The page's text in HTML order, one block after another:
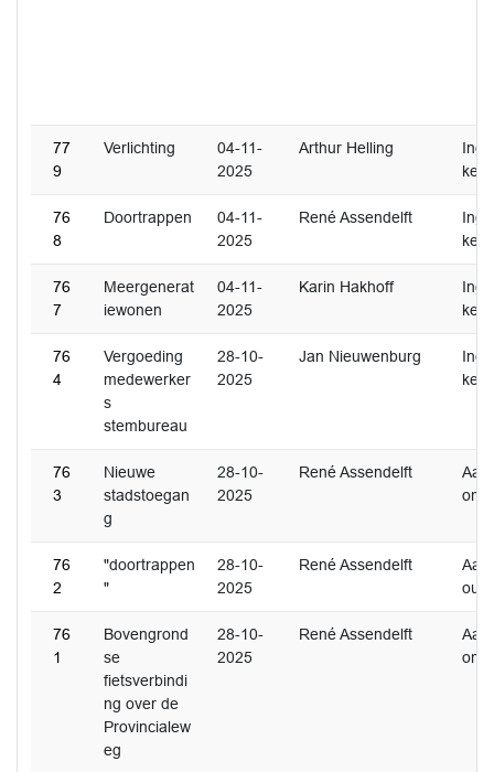
77
9
Verlichting
04-11-
2025
Arthur Helling
ken
76
8
Doortrappen
04-11-
2025
René Assendelft
ken
76
7
Meergenerat
iewonen
04-11-
2025
Karin Hakhoff
ken
76
4
Vergoeding
medewerker
s
stembureau
28-10-
2025
Jan Nieuwenburg
ken
76
3
Nieuwe
stadstoegan
g
28-10-
2025
René Assendelft
76
2
"doortrappen
"
28-10-
2025
René Assendelft
76
1
Bovengrond
se
fietsverbindi
ng over de
Provincialew
eg
28-10-
2025
René Assendelft